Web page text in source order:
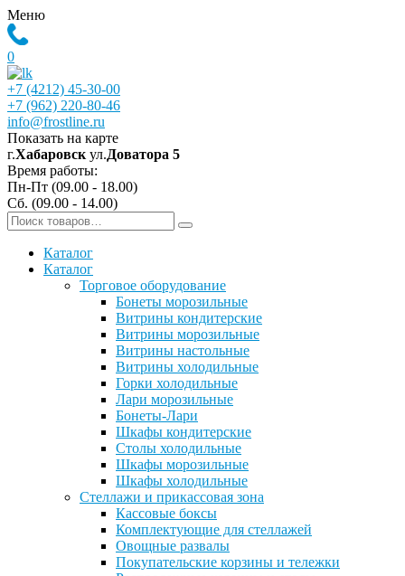
Меню
0
+7 (4212) 45-30-00
+7 (962) 220-80-46
info@frostline.ru
Показать на карте
г.Хабаровск ул.Доватора 5
Время работы:
Пн-Пт (09.00 - 18.00)
Сб. (09.00 - 14.00)
Каталог
Каталог
Торговое оборудование
Бонеты морозильные
Витрины кондитерские
Витрины морозильные
Витрины настольные
Витрины холодильные
Горки холодильные
Лари морозильные
Бонеты-Лари
Шкафы кондитерские
Столы холодильные
Шкафы морозильные
Шкафы холодильные
Стеллажи и прикассовая зона
Кассовые боксы
Комплектующие для стеллажей
Овощные развалы
Покупательские корзины и тележки